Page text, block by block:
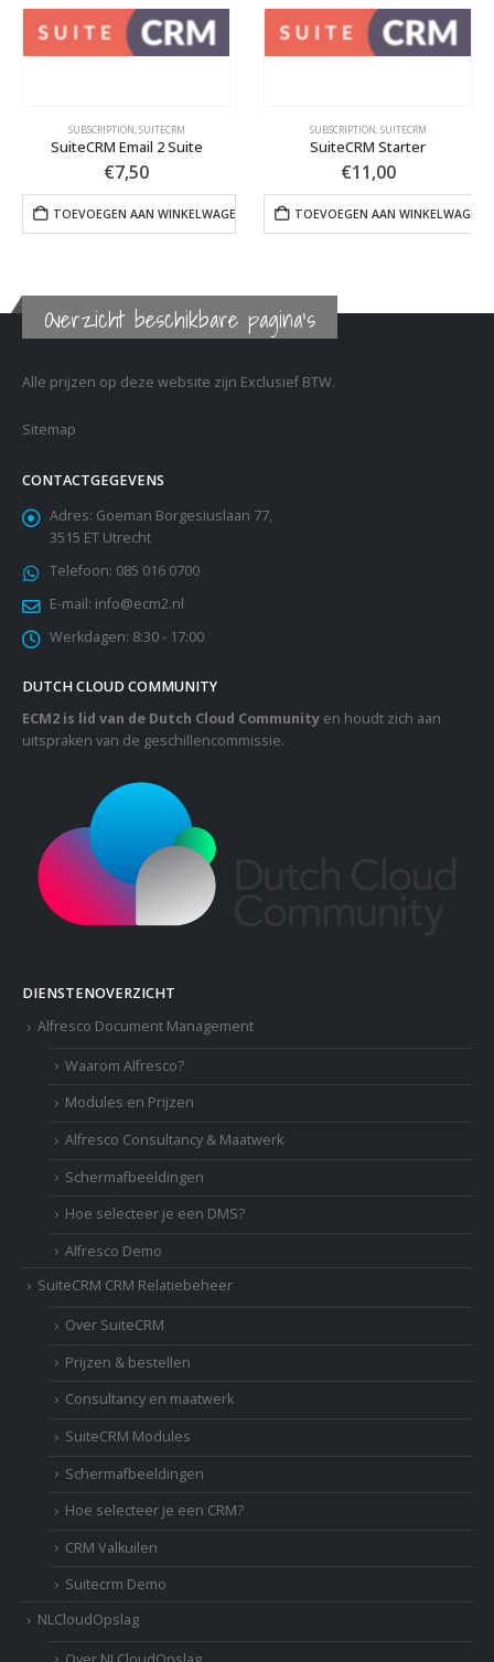
SUITECRM
Email 2 Suite
AAN WINKELWAGEN
SUITECRM
SuiteCRM Starter
TOEVOEGEN AAN WINKELWAGEN
Overzicht beschikbare pagina's
Alle prijzen op deze website zijn Exclusief BTW.
Sitemap
CONTACTGEGEVENS
Adres: Goeman Borgesiuslaan 77,
3515 ET Utrecht
Telefoon: 085 016 0700
E-mail: info@ecm2.nl
Werkdagen: 8:30 - 17:00
DUTCH CLOUD COMMUNITY
ECM2 is lid van de Dutch Cloud Community en houdt zich aan
uitspraken van de geschillencommissie.
DIENSTENOVERZICHT
Alfresco Document Management
Waarom Alfresco?
Modules en Prijzen
Alfresco Consultancy & Maatwerk
Schermafbeeldingen
Hoe selecteer je een DMS?
Alfresco Demo
SuiteCRM CRM Relatiebeheer
Over SuiteCRM
Prijzen & bestellen
Consultancy en maatwerk
SuiteCRM Modules
Schermafbeeldingen
Hoe selecteer je een CRM?
CRM Valkuilen
Suitecrm Demo
NLCloudOpslag